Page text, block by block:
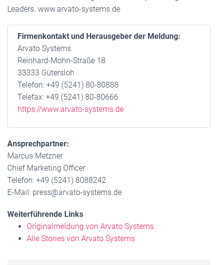
Leaders. www.arvato-systems.de
Firmenkontakt und Herausgeber der Meldung:
Arvato Systems
Reinhard-Mohn-Straße 18
33333 Gütersloh
Telefon: +49 (5241) 80-80888
Telefax: +49 (5241) 80-80666
https://www.arvato-systems.de
Ansprechpartner:
Marcus Metzner
Chief Marketing Officer
Telefon: +49 (5241) 8088242
E-Mail: press@arvato-systems.de
Weiterführende Links
Originalmeldung von Arvato Systems
Alle Stories von Arvato Systems